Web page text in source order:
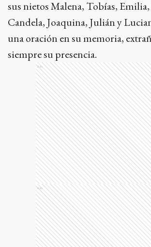
sus nietos Malena, Tobías,
Candela, Joaquina, Julián y
una oración en su memoria,
siempre su presencia.
Ads
Ads